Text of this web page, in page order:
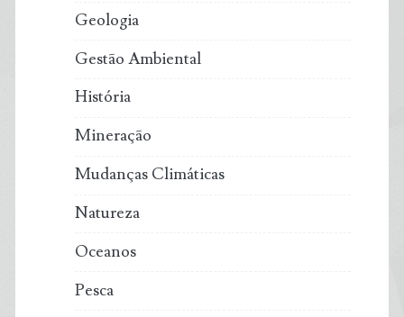
Geologia
Gestão Ambiental
História
Mineração
Mudanças Climáticas
Natureza
Oceanos
Pesca